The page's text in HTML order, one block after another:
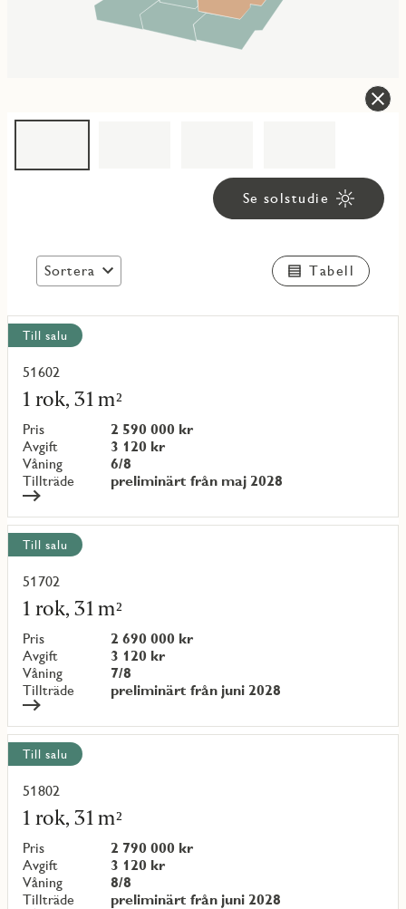
Se solstudie
Sortera Tabell
Visa
alla
objekt
Till salu
51602
1 rok, 31 m²
Pris
2 590 000 kr
Avgift
3 120 kr
Våning
6/8
Tillträde
preliminärt från maj 2028
Läs
mer
om
objekt
{objectNumber}
Till salu
51702
1 rok, 31 m²
Pris
2 690 000 kr
Avgift
3 120 kr
Våning
7/8
Tillträde
preliminärt från juni 2028
Läs
mer
om
objekt
{objectNumber}
Till salu
51802
1 rok, 31 m²
Pris
2 790 000 kr
Avgift
3 120 kr
Våning
8/8
Tillträde
preliminärt från juni 2028
Läs
mer
om
objekt
{objectNumber}